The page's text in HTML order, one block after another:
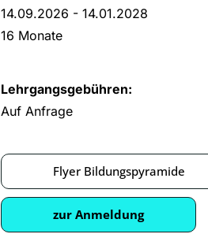
14.09.2026 - 14.01.2028
16 Monate
Lehrgangsgebühren:
Auf Anfrage
Flyer Bildungspyramide
zur Anmeldung